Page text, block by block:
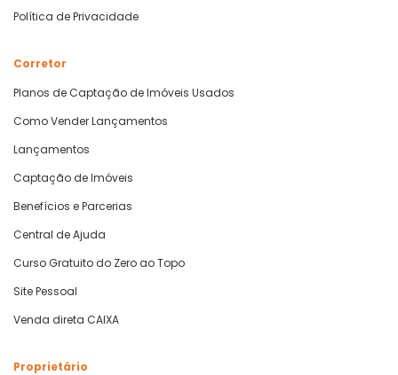
Política de Privacidade
Corretor
Planos de Captação de Imóveis Usados
Como Vender Lançamentos
Lançamentos
Captação de Imóveis
Benefícios e Parcerias
Central de Ajuda
Curso Gratuito do Zero ao Topo
Site Pessoal
Venda direta CAIXA
Proprietário